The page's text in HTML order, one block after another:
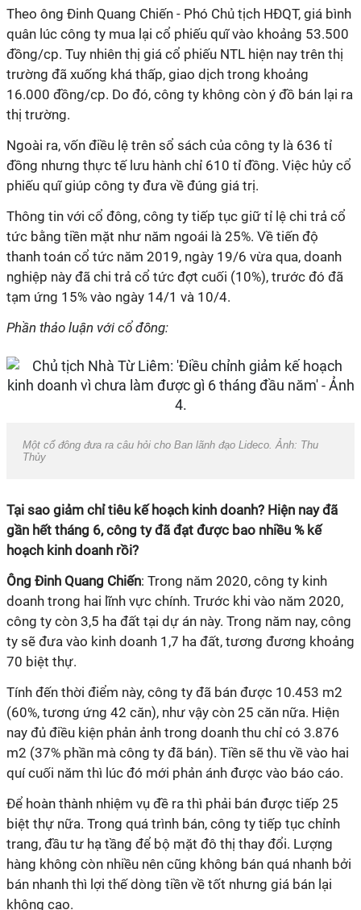
Theo ông Đinh Quang Chiến - Phó Chủ tịch HĐQT, giá bình
quân lúc công ty mua lại cổ phiếu quĩ vào khoảng 53.500
đồng/cp. Tuy nhiên thị giá cổ phiếu NTL hiện nay trên thị
trường đã xuống khá thấp, giao dịch trong khoảng
16.000 đồng/cp. Do đó, công ty không còn ý đồ bán lại ra
thị trường.
Ngoài ra, vốn điều lệ trên sổ sách của công ty là 636 tỉ
đồng nhưng thực tế lưu hành chỉ 610 tỉ đồng. Việc hủy cổ
phiếu quĩ giúp công ty đưa về đúng giá trị.
Thông tin với cổ đông, công ty tiếp tục giữ tỉ lệ chi trả cổ
tức bằng tiền mặt như năm ngoái là 25%. Về tiến độ
thanh toán cổ tức năm 2019, ngày 19/6 vừa qua, doanh
nghiệp này đã chi trả cổ tức đợt cuối (10%), trước đó đã
tạm ứng 15% vào ngày 14/1 và 10/4.
Phần thảo luận với cổ đông:
Một cổ đông đưa ra câu hỏi cho Ban lãnh đạo Lideco. Ảnh: Thu
Thủy
Tại sao giảm chỉ tiêu kế hoạch kinh doanh? Hiện nay đã
gần hết tháng 6, công ty đã đạt được bao nhiều % kế
hoạch kinh doanh rồi?
Ông Đinh Quang Chiến: Trong năm 2020, công ty kinh
doanh trong hai lĩnh vực chính. Trước khi vào năm 2020,
công ty còn 3,5 ha đất tại dự án này. Trong năm nay, công
ty sẽ đưa vào kinh doanh 1,7 ha đất, tương đương khoảng
70 biệt thự.
Tính đến thời điểm này, công ty đã bán được 10.453 m2
(60%, tương ứng 42 căn), như vậy còn 25 căn nữa. Hiện
nay đủ điều kiện phản ảnh trong doanh thu chỉ có 3.876
m2 (37% phần mà công ty đã bán). Tiền sẽ thu về vào hai
quí cuối năm thì lúc đó mới phản ánh được vào báo cáo.
Để hoàn thành nhiệm vụ đề ra thì phải bán được tiếp 25
biệt thự nữa. Trong quá trình bán, công ty tiếp tục chỉnh
trang, đầu tư hạ tầng để bộ mặt đô thị thay đổi. Lượng
hàng không còn nhiều nên cũng không bán quá nhanh bởi
bán nhanh thì lợi thế dòng tiền về tốt nhưng giá bán lại
không cao.